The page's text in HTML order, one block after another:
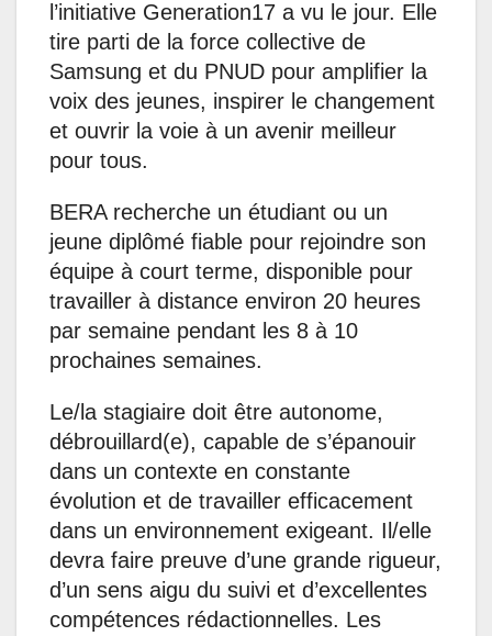
l’initiative Generation17 a vu le jour. Elle
tire parti de la force collective de
Samsung et du PNUD pour amplifier la
voix des jeunes, inspirer le changement
et ouvrir la voie à un avenir meilleur
pour tous.
BERA recherche un étudiant ou un
jeune diplômé fiable pour rejoindre son
équipe à court terme, disponible pour
travailler à distance environ 20 heures
par semaine pendant les 8 à 10
prochaines semaines.
Le/la stagiaire doit être autonome,
débrouillard(e), capable de s’épanouir
dans un contexte en constante
évolution et de travailler efficacement
dans un environnement exigeant. Il/elle
devra faire preuve d’une grande rigueur,
d’un sens aigu du suivi et d’excellentes
compétences rédactionnelles. Les